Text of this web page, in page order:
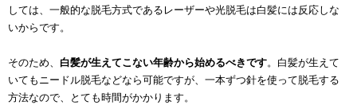
しては、一般的な脱毛方式であるレーザーや光脱毛は白髪には反応しな
いからです。
そのため、 白髪が生えてこない年齢から始めるべきです。白髪が生えて
いてもニードル脱毛などなら可能ですが、一本ずつ針を使って脱毛する
方法なので、とても時間がかかります。